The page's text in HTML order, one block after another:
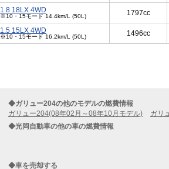
1.8 18LX 4WD
※10・15モード 14.4km/L (50L) 1797cc
1.5 15LX 4WD
※10・15モード 16.2km/L (50L) 1496cc
◆ガリュー204の他のモデルの燃費情報
ガリュー204(08年02月～08年10月モデル)
ガリ
◆光岡自動車の他の車の燃費情報
◆車を売却する